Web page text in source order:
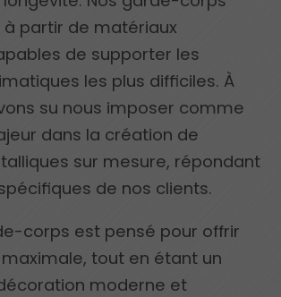
partir de matériaux
de supporter les
les plus difficiles. À
su nous imposer comme
dans la création de
sur mesure, répondant
de nos clients.
corps est pensé pour offrir
tout en étant un
moderne et